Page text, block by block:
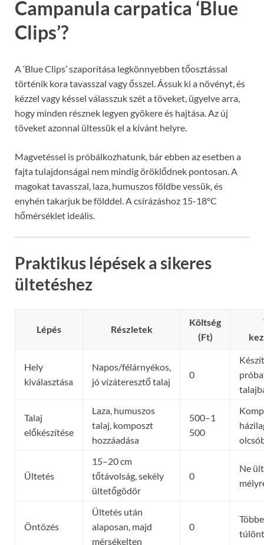
Campanula carpatica ‘Blue
Clips’?
A ‘Blue Clips’ szaporítása legkönnyebben tőosztással
történik kora tavasszal vagy ősszel. Ássuk ki a növényt, és
kézzel vagy késsel válasszuk szét a töveket, ügyelve arra,
hogy minden résznek legyen gyökere és hajtása. Az új
töveket azonnal ültessük el a kívánt helyre.
Magvetéssel is próbálkozhatunk, bár ebben az esetben a
fajta tulajdonságai nem mindig öröklődnek pontosan. A
magokat tavasszal, laza, humuszos földbe vessük, és
enyhén takarjuk be földdel. A csírázáshoz 15-18°C
hőmérséklet ideális.
Praktikus lépések a sikeres
ültetéshez
Lépés Részletek
Költség
(Ft)
Hely
kiválasztása
Napos/félárnyékos,
jó vízáteresztő talaj
0
Talaj
előkészítése
Laza, humuszos
talaj, komposzt
hozzáadása
500–1
500
Ültetés
15–20 cm
tőtávolság, sekély
ültetőgödör
0
Ne
Öntözés
Ültetés után
alaposan, majd
mérsékelten
0